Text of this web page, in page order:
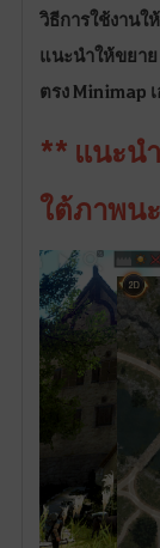
วิธีการใช้งานใ
แนะนำให้ขยา
ตรง Minimap
** แนะน
ใต้ภาพน